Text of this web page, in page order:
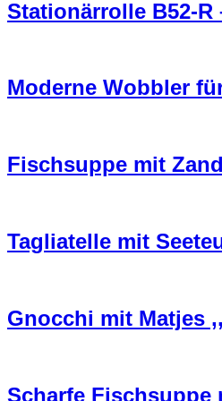
Stationärrolle B52-
Moderne Wobbler
Fischsuppe mit
Tagliatelle mit
Gnocchi mit Matjes
Scharfe Fischsuppe